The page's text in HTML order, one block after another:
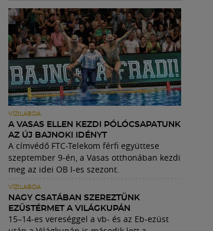
VÍZILABDA
A VASAS ELLEN KEZDI PÓLÓCSAPATUNK
AZ ÚJ BAJNOKI IDÉNYT
A címvédő FTC-Telekom férfi együttese
szeptember 9-én, a Vasas otthonában kezdi
meg az idei OB I-es szezont.
VÍZILABDA
NAGY CSATÁBAN SZEREZTÜNK
EZÜSTÉRMET A VILÁGKUPÁN
15–14-es vereséggel a vb- és az Eb-ezüst